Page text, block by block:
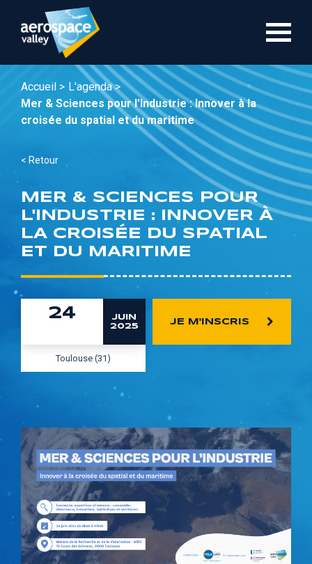
contenu
Accueil > L'agenda >
Mer & Sciences pour l'Industrie : Innover à la
croisée du spatial et du maritime
< Retour
MER & SCIENCES POUR
L'INDUSTRIE : INNOVER À
LA CROISÉE DU SPATIAL
ET DU MARITIME
24
JUIN
2025
Toulouse (31)
JE M'INSCRIS